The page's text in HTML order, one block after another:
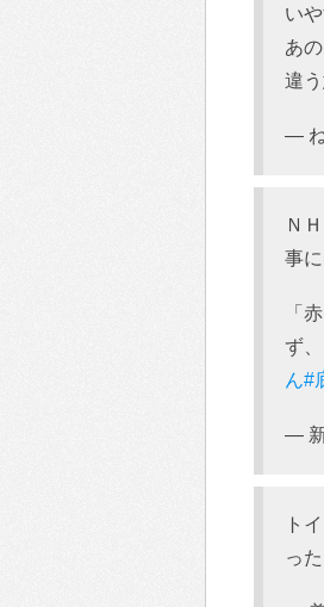
い
あ
違
—
Ｎ
事
「
ず
ん#
—
ト
っ